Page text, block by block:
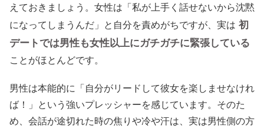
えておきましょう。女性は「私が上手く話せないから沈黙
になってしまうんだ」と自分を責めがちですが、実は 初
デートでは男性も女性以上にガチガチに緊張している
ことがほとんどです。
男性は本能的に「自分がリードして彼女を楽しませなけれ
ば！」という強いプレッシャーを感じています。そのた
め、会話が途切れた時の焦りや冷や汗は、実は男性側の方